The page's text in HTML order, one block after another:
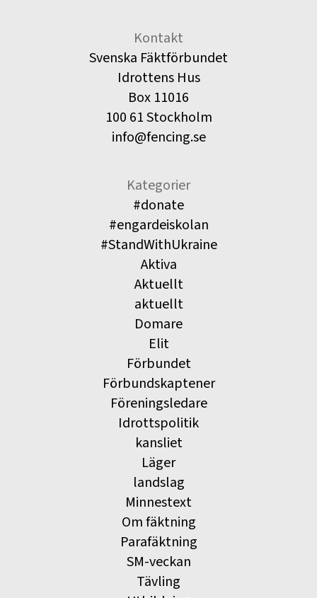
Kontakt
Svenska Fäktförbundet
Idrottens Hus
Box 11016
100 61 Stockholm
info@fencing.se
Kategorier
#donate
#engardeiskolan
#StandWithUkraine
Aktiva
Aktuellt
aktuellt
Domare
Elit
Förbundet
Förbundskaptener
Föreningsledare
Idrottspolitik
kansliet
Läger
landslag
Minnestext
Om fäktning
Parafäktning
SM-veckan
Tävling